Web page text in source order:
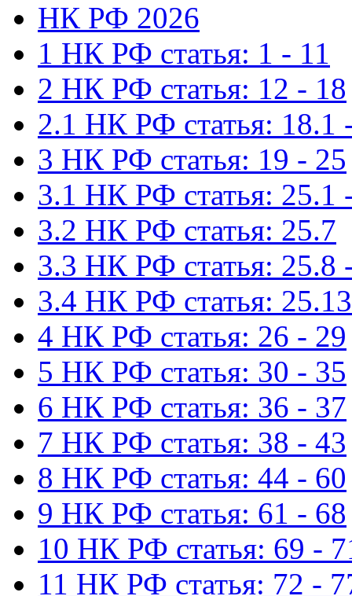
НК РФ 2026
1 НК РФ статья: 1 - 11
2 НК РФ статья: 12 - 18
2.1 НК РФ статья: 18.1
3 НК РФ статья: 19 - 25
3.1 НК РФ статья: 25.1
3.2 НК РФ статья: 25.7
3.3 НК РФ статья: 25.8
3.4 НК РФ статья:
4 НК РФ статья: 26 - 29
5 НК РФ статья: 30 - 35
6 НК РФ статья: 36 - 37
7 НК РФ статья: 38 - 43
8 НК РФ статья: 44 - 60
9 НК РФ статья: 61 - 68
10 НК РФ статья: 69 -
11 НК РФ статья: 72 -